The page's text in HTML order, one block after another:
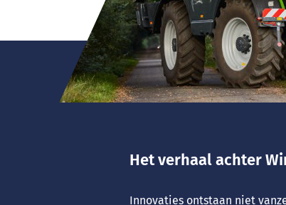
Het verhaal achter
Innovaties ontstaan niet